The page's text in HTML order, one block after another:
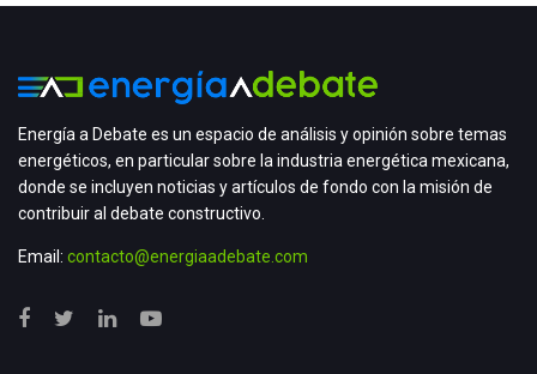
Energía a Debate es un espacio de análisis y opinión sobre temas
energéticos, en particular sobre la industria energética mexicana,
donde se incluyen noticias y artículos de fondo con la misión de
contribuir al debate constructivo.
Email: contacto@energiaadebate.com